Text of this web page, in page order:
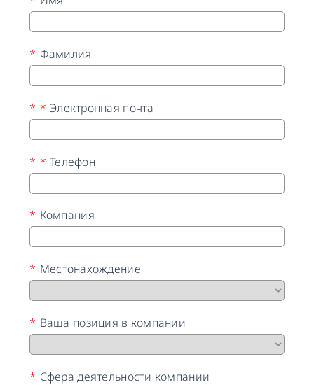
* Фамилия
* Электронная почта
*
* Телефон
*
* Компания
* Местонахождение
* Ваша позиция в компании
* Сфера деятельности компании